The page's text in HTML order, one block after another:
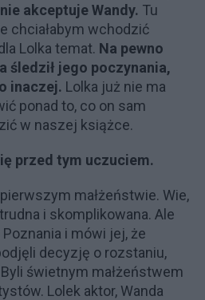
akceptuje Wandy. Tu
chciałabym wchodzić
Lolka temat. Na pewno
śledził jego poczynania,
inaczej. Lolka już nie ma
ponad to, co on sam
w naszej książce.
przed tym uczuciem.
małżeństwie. Wie,
i skomplikowana. Ale
i mówi jej, że
decyzję o rozstaniu,
świetnym małżeństwem
Lolek aktor, Wanda